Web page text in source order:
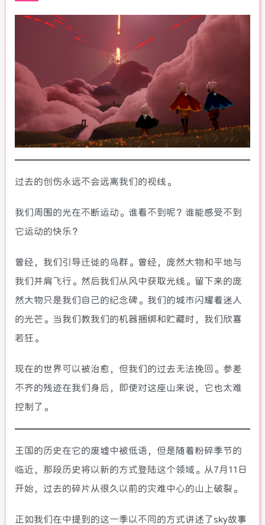
过去的创伤永远不会远离我们的视线。
我们周围的光在不断运动。谁看不到呢？谁能感受不到
它运动的快乐？
曾经，我们引导迁徙的鸟群。曾经，庞然大物和平地与
我们并肩飞行。然后我们从风中获取光线。留下来的庞
然大物只是我们自己的纪念碑。我们的城市闪耀着迷人
的光芒。当我们教我们的机器捆绑和贮藏时，我们欣喜
若狂。
现在的世界可以被治愈，但我们的过去无法挽回。参差
不齐的残迹在我们身后，即使对这座山来说，它也太难
控制了。
王国的历史在它的废墟中被低语，但是随着粉碎季节的
临近，那段历史将以新的方式登陆这个领域。从7月11日
开始，过去的碎片从很久以前的灾难中心的山上破裂。
正如我们在中提到的这一季以不同的方式讲述了sky故事